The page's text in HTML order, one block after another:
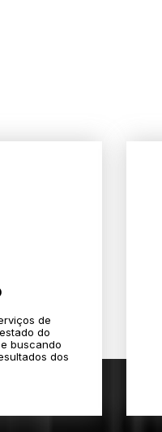
de
do
buscando
dos